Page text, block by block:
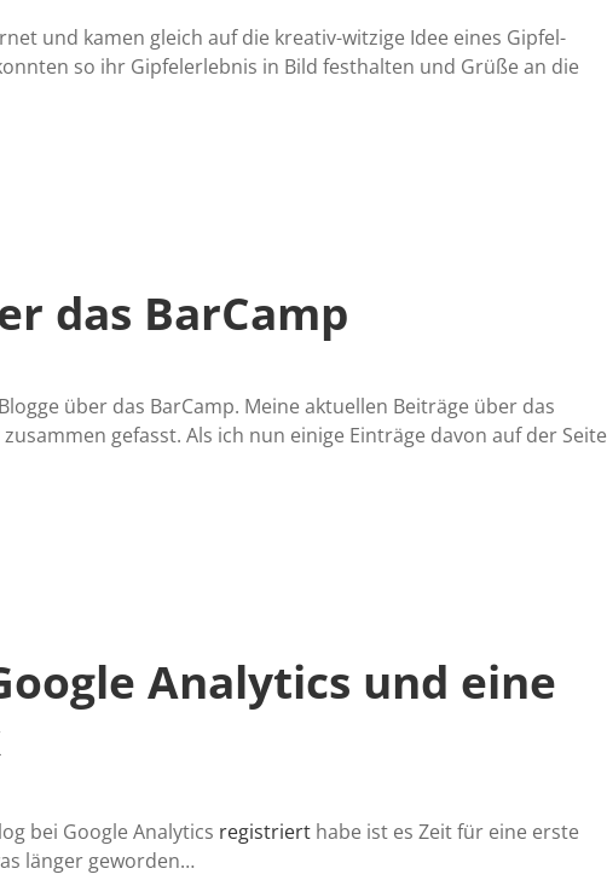
und kamen gleich auf die kreativ-witzige Idee eines Gipfel-
so ihr Gipfelerlebnis in Bild festhalten und Grüße an die
das BarCamp
über das BarCamp. Meine aktuellen Beiträge über das
gefasst. Als ich nun einige Einträge davon auf der Seite
Analytics und eine
bei Google Analytics registriert habe ist es Zeit für eine erste
länger geworden…